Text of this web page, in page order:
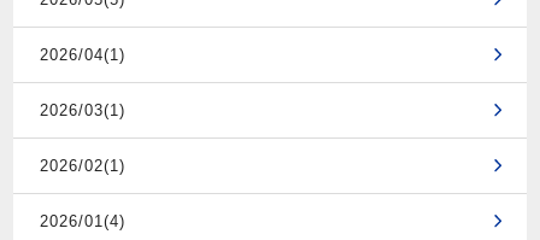
2026/04(1)
2026/03(1)
2026/02(1)
2026/01(4)